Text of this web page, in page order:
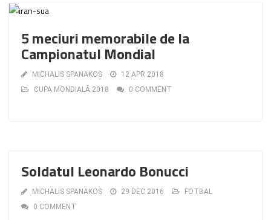
5 meciuri memorabile de la
Campionatul Mondial
MICHALIS SPANAKOS
12 APR 2018
CUPA MONDIALĂ 2018
0 COMMENT
Soldatul Leonardo Bonucci
MICHALIS SPANAKOS 29 DEC 2016
FOTBAL
0 COMMENT